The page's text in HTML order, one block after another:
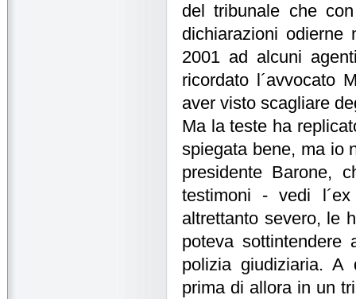
del tribunale che
dichiarazioni odierne
2001 ad alcuni
ricordato l´avvocato
aver visto scagliare
Ma la teste ha
spiegata bene, ma io
presidente Barone,
testimoni - vedi
altrettanto severo, le
poteva sottintendere
polizia giudiziaria. A
prima di allora in un